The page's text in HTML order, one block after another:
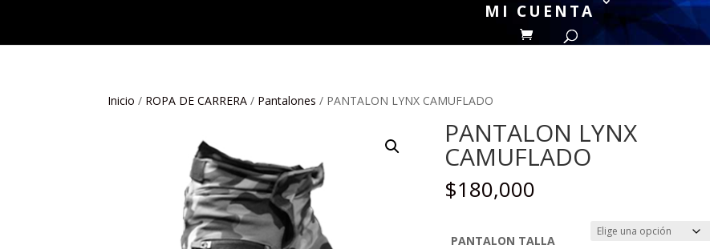
MI CUENTA
Inicio / ROPA DE CARRERA / Pantalones / PANTALON LYNX CAMUFLADO
PANTALON LYNX
CAMUFLADO
$180,000
PANTALON TALLA